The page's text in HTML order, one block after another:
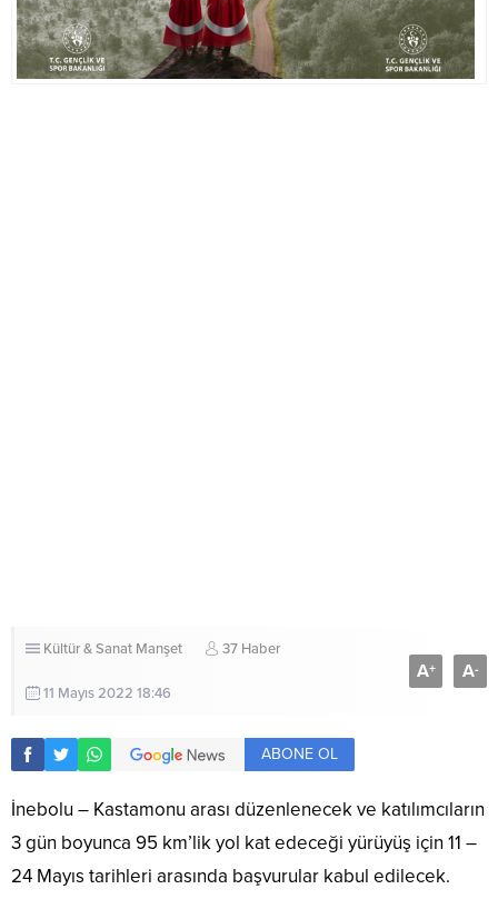
Kültür & Sanat Manşet 37 Haber
11 Mayıs 2022 18:46
A+ A-
ABONE OL
İnebolu – Kastamonu arası düzenlenecek ve katılımcıların
3 gün boyunca 95 km’lik yol kat edeceği yürüyüş için 11 –
24 Mayıs tarihleri arasında başvurular kabul edilecek.